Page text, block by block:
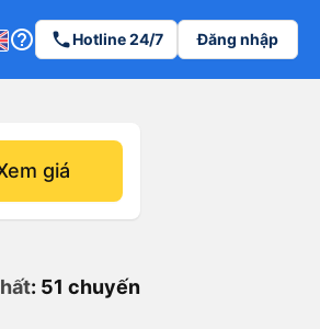
help_outline phoneHotline 24/7 Đăng nhập
giá
: 51 chuyến